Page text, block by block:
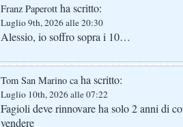
Franz Paperott ha scritto:
Luglio 9th, 2026 alle 20:30
Alessio, io soffro sopra i 10…
Tom San Marino caha scritto:
Luglio 10th, 2026 alle 07:22
Fagioli deve rinnovare ha solo 2 anni di
vendere